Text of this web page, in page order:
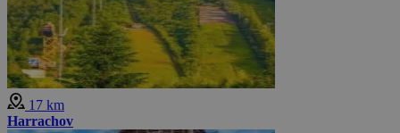
17 km
Harrachov